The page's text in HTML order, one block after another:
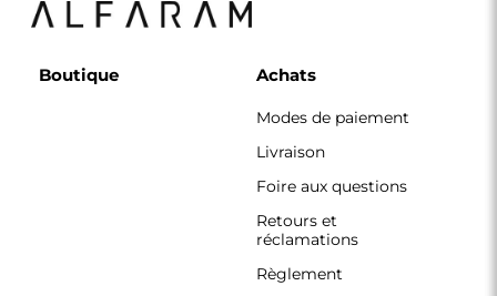
Boutique Achats
Modes de paiement
Livraison
Foire aux questions
Retours et
réclamations
Règlement